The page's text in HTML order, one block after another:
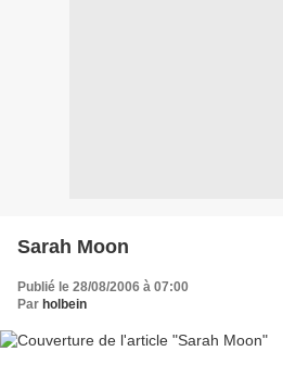
Sarah Moon
Publié le 28/08/2006 à 07:00
Par holbein